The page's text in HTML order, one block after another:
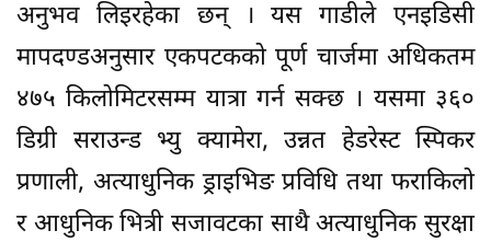
अनुभव लिइरहेका छन् । यस गाडीले एनइडिसी
मापदण्डअनुसार एकपटकको पूर्ण चार्जमा अधिकतम
४७५ किलोमिटरसम्म यात्रा गर्न सक्छ । यसमा ३६०
डिग्री सराउन्ड भ्यु क्यामेरा, उन्नत हेडरेस्ट स्पिकर
प्रणाली, अत्याधुनिक ड्राइभिङ प्रविधि तथा फराकिलो
र आधुनिक भित्री सजावटका साथै अत्याधुनिक सुरक्षा